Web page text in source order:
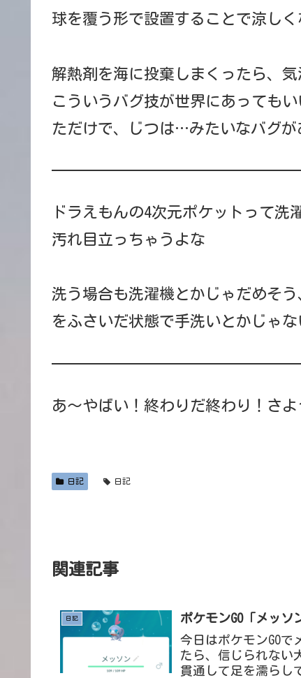
球を覆う形で設置することで涼しく
解熱剤を海に投棄しまくったら、
こういうバグ技が世界にあっても
ただけで、じつは…みたいなバグが
ドラえもんの4次元ポケットって洗
汚れ目立っちゃうよな
洗う場合も洗濯機とかじゃだめそ
をふさいだ状態で手洗いとかじゃな
あ～やばい！終わりだ終わり！さよ
日記 日記
関連記事
日記 ポケモンGO「メッ
今日はポケモンGO
たら、信じられない
貫通して足を濡らし